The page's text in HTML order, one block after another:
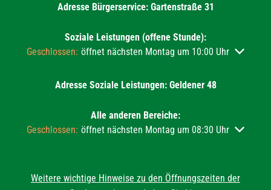
Adresse Bürgerservice: Gartenstraße 31
Soziale Leistungen (offene Stunde):
Klicken, um weitere Öffnungs- oder Schließzeiten
Geschlossen: öffnet nächsten Montag um 10:00 Uhr
Adresse Soziale Leistungen: Geldener 48
Alle anderen Bereiche:
Klicken, um weitere Öffnungs- oder Schließzeiten
Geschlossen: öffnet nächsten Montag um 08:30 Uhr
Weitere wichtige Hinweise zu den Öffnungszeiten der